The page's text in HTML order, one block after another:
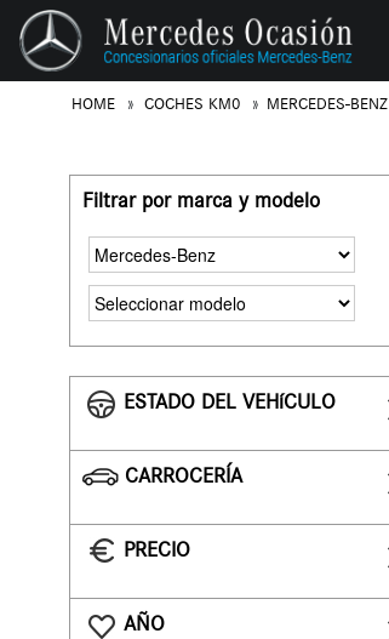
HOME COCHES KM0 MERCEDES-BENZ
Filtrar por marca y modelo
ESTADO DEL VEHíCULO
CARROCERÍA
PRECIO
AÑO